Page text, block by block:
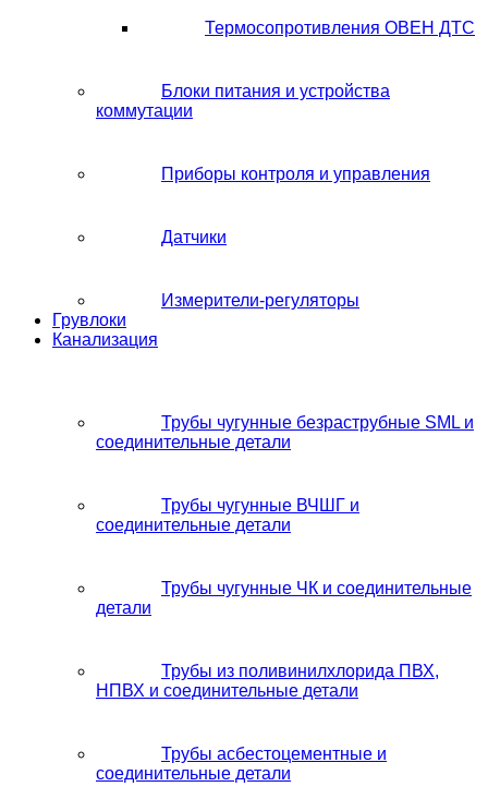
Термосопротивления ОВЕН ДТС
Блоки питания и устройства
коммутации
Приборы контроля и управления
Датчики
Измерители-регуляторы
Грувлоки
Канализация
Трубы чугунные безраструбные SML и
соединительные детали
Трубы чугунные ВЧШГ и
соединительные детали
Трубы чугунные ЧК и соединительные
детали
Трубы из поливинилхлорида ПВХ,
НПВХ и соединительные детали
Трубы асбестоцементные и
соединительные детали